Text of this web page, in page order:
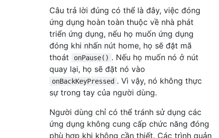
Câu trả lời đúng có thể là đây, việc đóng
ứng dụng hoàn toàn thuộc về nhà phát
triển ứng dụng, nếu họ muốn ứng dụng
đóng khi nhấn nút home, họ sẽ đặt mã
thoát
onPause() . Nếu họ muốn nó ở nút
quay lại, họ sẽ đặt nó vào
onBackKeyPressed . Vì vậy, nó không thực
sự trong tay của người dùng.
Người dùng chỉ có thể tránh sử dụng các
ứng dụng không cung cấp chức năng đóng
phù hợp khi không cần thiết. Các trình quản